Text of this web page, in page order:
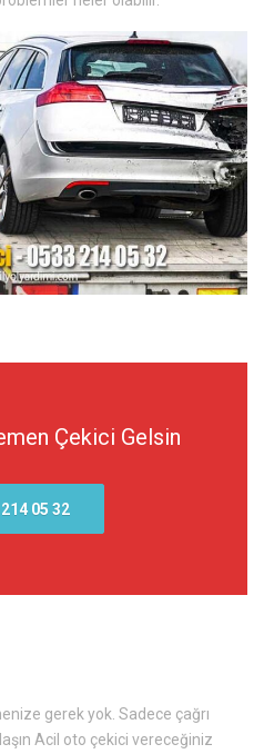
Çekici Gelsin
05 32
gerek yok. Sadece çağrı
Acil oto çekici vereceğiniz